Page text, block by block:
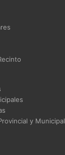
y Municipal